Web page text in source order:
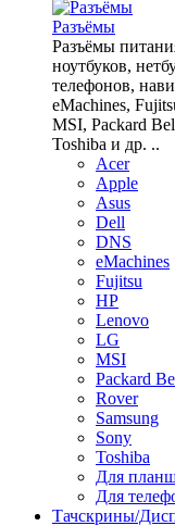
Разъёмы
Разъёмы
ноутбуков,
телефонов,
eMachines,
MSI, Packard
Toshiba и др. ..
Acer
Apple
Asus
Dell
DNS
eMachines
Fujitsu
HP
Lenovo
LG
MSI
Packard
Rover
Samsung
Sony
Toshiba
Для
Для
Тачскрины/